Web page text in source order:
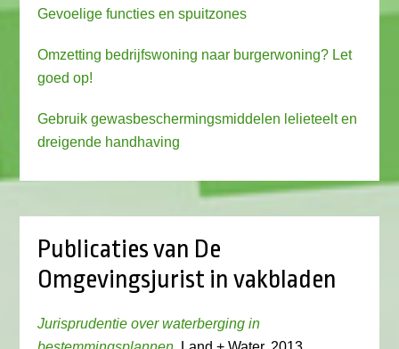
Gevoelige functies en spuitzones
Omzetting bedrijfswoning naar burgerwoning? Let
goed op!
Gebruik gewasbeschermingsmiddelen lelieteelt en
dreigende handhaving
Publicaties van De
Omgevingsjurist in vakbladen
Jurisprudentie over waterberging in